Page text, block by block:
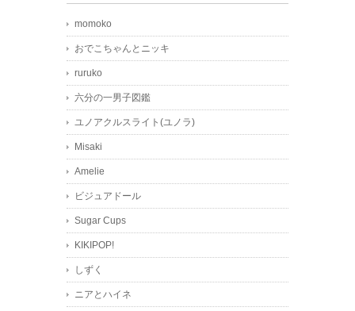
momoko
おでこちゃんとニッキ
ruruko
六分の一男子図鑑
ユノアクルスライト(ユノラ)
Misaki
Amelie
ビジュアドール
Sugar Cups
KIKIPOP!
しずく
ニアとハイネ